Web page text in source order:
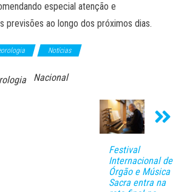
especial atenção e
previsões ao longo dos próximos dias.
Notícias
Nacional
Festival
Internacional de
Órgão e Música
Sacra entra na